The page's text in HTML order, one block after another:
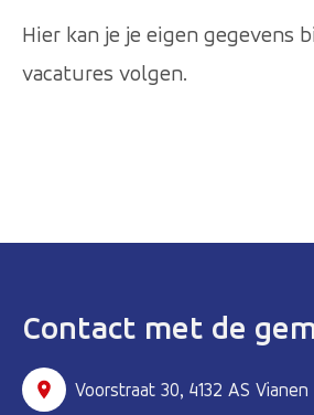
Hier kan je je eigen gegevens
vacatures volgen.
Contact met de
Voorstraat 30, 4132 AS Vianen